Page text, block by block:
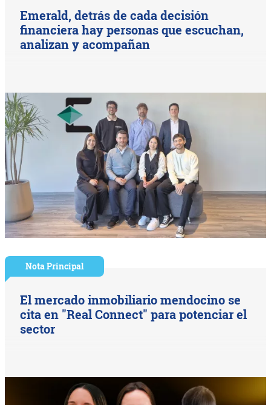
Emerald, detrás de cada decisión
financiera hay personas que escuchan,
analizan y acompañan
Nota Principal
El mercado inmobiliario mendocino se
cita en "Real Connect" para potenciar el
sector